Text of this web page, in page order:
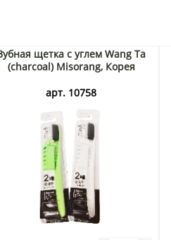
щетка с углем Wang Ta
(charcoal) Misorang, Корея
арт. 10758